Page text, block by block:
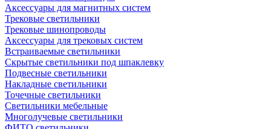
Аксессуары для магнитных систем
Трековые светильники
Трековые шинопроводы
Аксессуары для трековых систем
Встраиваемые светильники
Скрытые светильники под шпаклевку
Подвесные светильники
Накладные светильники
Точечные светильники
Светильники мебельные
Многолучевые светильники